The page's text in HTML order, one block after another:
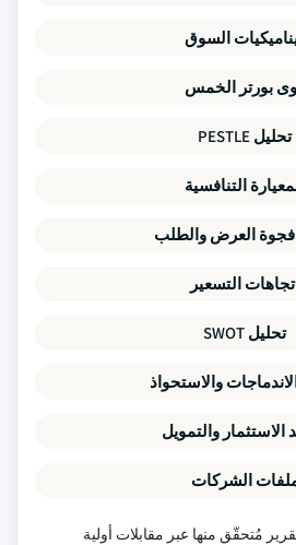
السوق
بورتر الخمس
تحليل PESTLE
التنافسية
فجوة العرض والطلب
التسعير
تحليل SWOT
والاستحواذ
والتمويل
الشركات
مُتحقّق منها عبر مقابلات أولية